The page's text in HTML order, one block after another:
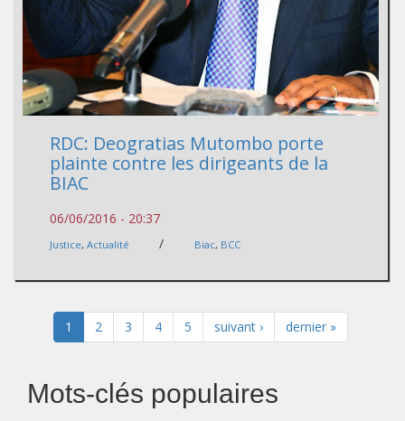
RDC: Deogratias Mutombo porte
plainte contre les dirigeants de la
BIAC
06/06/2016 - 20:37
Justice, Actualité / Biac, BCC
1 2 3 4 5 suivant › dernier »
Mots-clés populaires